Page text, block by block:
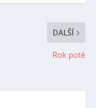
DALŠÍ
Rok poté